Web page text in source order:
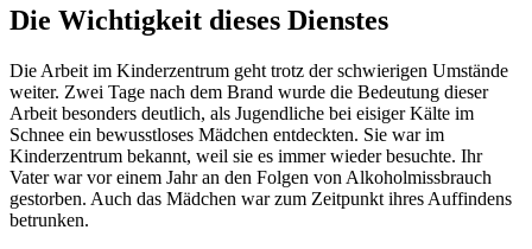
Die Wichtigkeit dieses Dienstes
Die Arbeit im Kinderzentrum geht trotz der schwierigen Umstände
weiter. Zwei Tage nach dem Brand wurde die Bedeutung dieser
Arbeit besonders deutlich, als Jugendliche bei eisiger Kälte im
Schnee ein bewusstloses Mädchen entdeckten. Sie war im
Kinderzentrum bekannt, weil sie es immer wieder besuchte. Ihr
Vater war vor einem Jahr an den Folgen von Alkoholmissbrauch
gestorben. Auch das Mädchen war zum Zeitpunkt ihres Auffindens
betrunken.